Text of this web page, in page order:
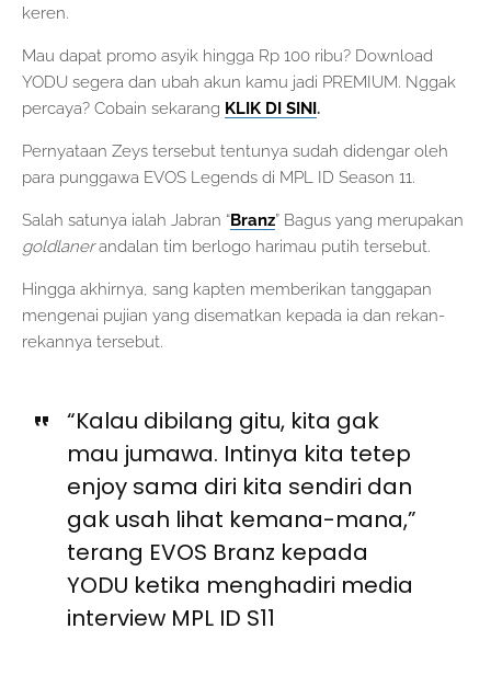
keren.
Mau dapat promo asyik hingga Rp 100 ribu? Download
YODU segera dan ubah akun kamu jadi PREMIUM. Nggak
percaya? Cobain sekarang KLIK DI SINI.
Pernyataan Zeys tersebut tentunya sudah didengar oleh
para punggawa EVOS Legends di MPL ID Season 11.
Salah satunya ialah Jabran “Branz” Bagus yang merupakan
goldlanerandalan tim berlogo harimau putih tersebut.
Hingga akhirnya, sang kapten memberikan tanggapan
mengenai pujian yang disematkan kepada ia dan rekan-
rekannya tersebut.
“Kalau dibilang gitu, kita gak
mau jumawa. Intinya kita tetep
enjoy sama diri kita sendiri dan
gak usah lihat kemana-mana,”
terang EVOS Branz kepada
YODU ketika menghadiri media
interview MPL ID S11